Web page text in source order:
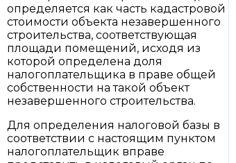
определяется как часть кадастровой
стоимости объекта незавершенного
строительства, соответствующая
площади помещений, исходя из
которой определена доля
налогоплательщика в праве общей
собственности на такой объект
незавершенного строительства.
Для определения налоговой базы в
соответствии с настоящим пунктом
налогоплательщик вправе